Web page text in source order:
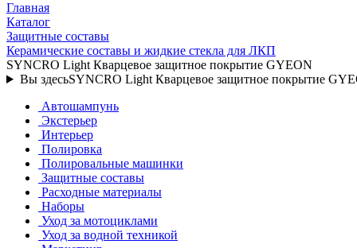
Главная
Каталог
Защитные составы
Керамические составы и жидкие стекла для ЛКП
SYNCRO Light Кварцевое защитное покрытие GYEON
Вы здесьSYNCRO Light Кварцевое защитное покрытие
Автошампунь
Экстерьер
Интерьер
Полировка
Полировальные машинки
Защитные составы
Расходные материалы
Наборы
Уход за мотоциклами
Уход за водной техникой